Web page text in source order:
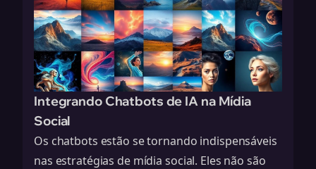
Integrando Chatbots de IA na Mídia
Social
Os chatbots estão se tornando indispensáveis
nas estratégias de mídia social. Eles não são